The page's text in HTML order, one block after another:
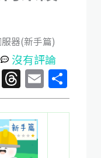
服器(新手篇)
沒有評論
Twitter
Threads
Email
享